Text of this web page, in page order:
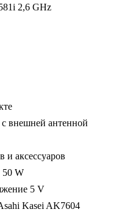
2,6 GHz
внешней антенной
и аксессуаров
50 W
5 V
Kasei AK7604